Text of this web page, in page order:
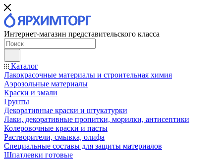
Интернет-магазин представительского класса
Каталог
Лакокрасочные материалы и строительная химия
Аэрозольные материалы
Краски и эмали
Грунты
Декоративные краски и штукатурки
Лаки, декоративные пропитки, морилки, антисептики
Колеровочные краски и пасты
Растворители, смывка, олифа
Специальные составы для защиты материалов
Шпатлевки готовые